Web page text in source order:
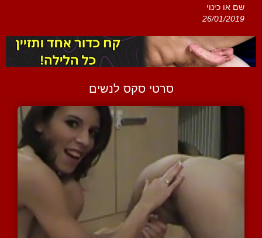
שם או כינוי
26/01/2019
סרטי סקס לנשים